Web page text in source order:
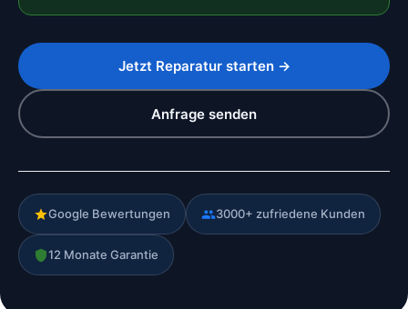
Jetzt Reparatur starten →
Anfrage senden
Google Bewertungen 3000+ zufriedene Kunden
12 Monate Garantie